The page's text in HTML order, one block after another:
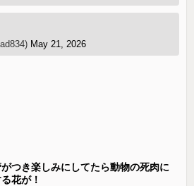
May 21, 2026
がつき楽しみにしてたら動物の死肉に
花が！